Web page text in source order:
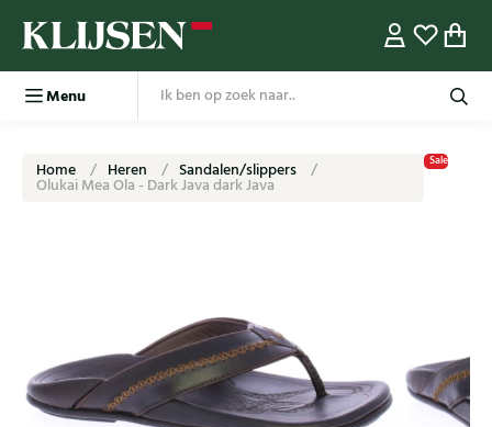
Menu
Home Heren Sandalen/slippers
Olukai Mea Ola - Dark Java dark Java
Sale